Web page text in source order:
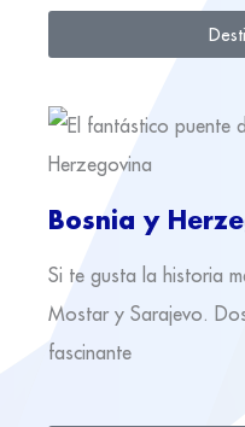
Bosnia y
Si te gusta la historia
Mostar y Sarajevo.
fascinante